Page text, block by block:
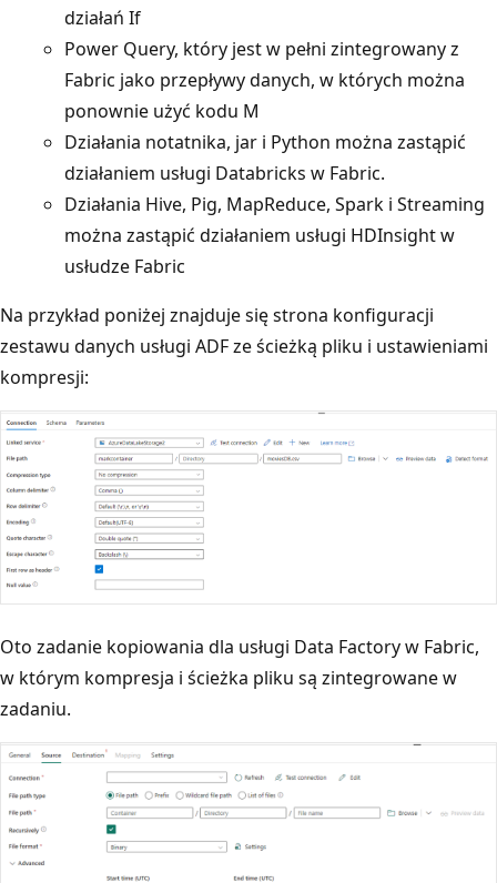
działań If
Power Query, który jest w pełni zintegrowany z
Fabric jako przepływy danych, w których można
ponownie użyć kodu M
Działania notatnika, jar i Python można zastąpić
działaniem usługi Databricks w Fabric.
Działania Hive, Pig, MapReduce, Spark i Streaming
można zastąpić działaniem usługi HDInsight w
usłudze Fabric
Na przykład poniżej znajduje się strona konfiguracji
zestawu danych usługi ADF ze ścieżką pliku i ustawieniami
kompresji:
Oto zadanie kopiowania dla usługi Data Factory w Fabric,
w którym kompresja i ścieżka pliku są zintegrowane w
zadaniu.